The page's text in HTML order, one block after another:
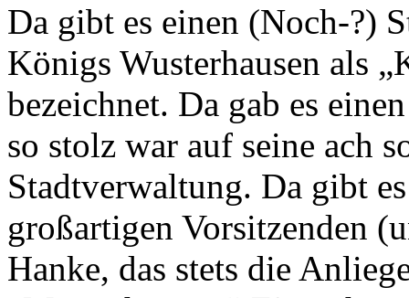
Da gibt es einen (Noch-?)
Königs Wusterhausen als
bezeichnet. Da gab es
so stolz war auf seine ach
Stadtverwaltung. Da gibt
großartigen Vorsitzenden
Hanke, das stets die